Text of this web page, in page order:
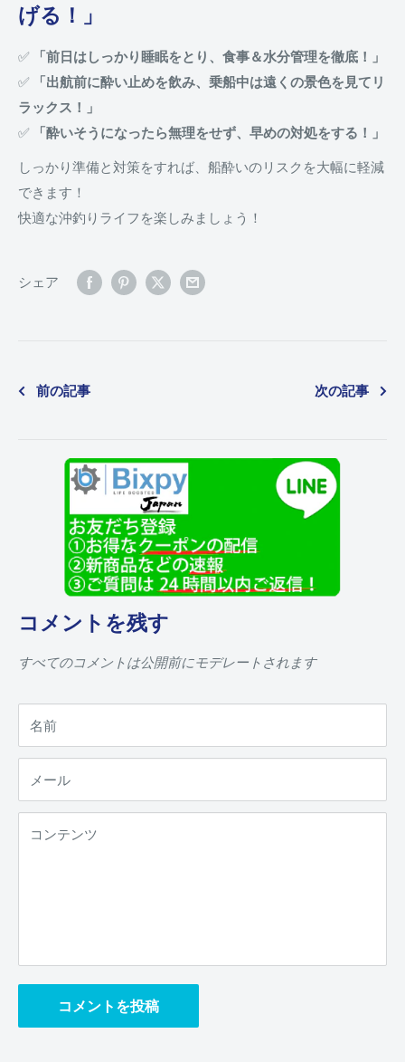
げる！」
✅
「前日はしっかり睡眠をとり、食事＆水分管理を徹底！」
✅
「出航前に酔い止めを飲み、乗船中は遠くの景色を見てリ
ラックス！」
✅
「酔いそうになったら無理をせず、早めの対処をする！」
しっかり準備と対策をすれば、船酔いのリスクを大幅に軽減
できます！
快適な沖釣りライフを楽しみましょう！
シェア
前の記事 次の記事
コメントを残す
すべてのコメントは公開前にモデレートされます
名前
メール
コンテンツ
コメントを投稿